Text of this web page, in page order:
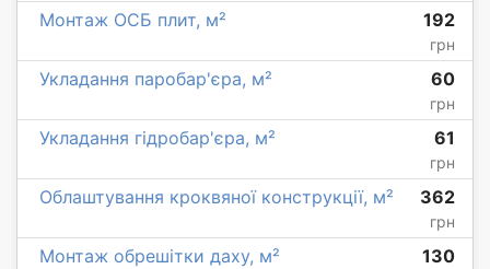
Монтаж ОСБ плит, м² 192
грн
Укладання паробар'єра, м² 60
грн
Укладання гідробар'єра, м² 61
грн
Облаштування кроквяної конструкції, м² 362
грн
Монтаж обрешітки даху, м² 130